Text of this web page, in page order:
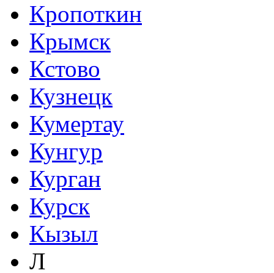
Кропоткин
Крымск
Кстово
Кузнецк
Кумертау
Кунгур
Курган
Курск
Кызыл
Л